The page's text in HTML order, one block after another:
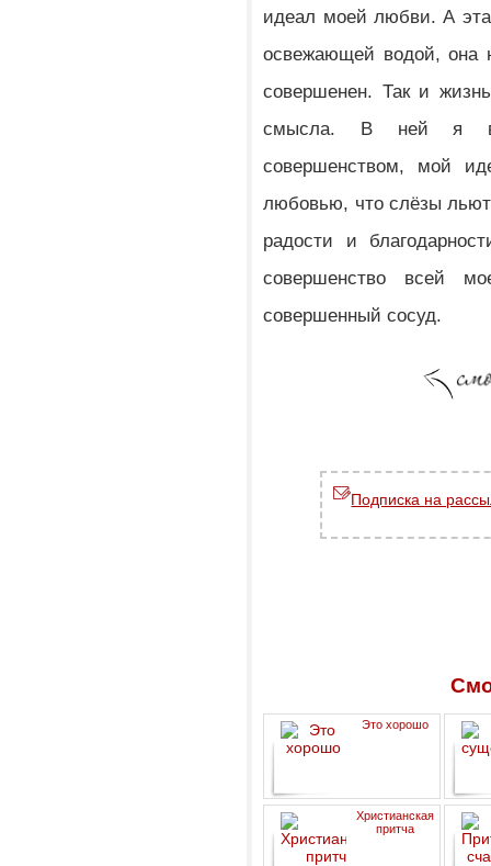
идеал моей любви. А
освежающей водой, она
совершенен. Так и
смысла. В ней я
совершенством, мой
любовью, что слёзы
радости и
совершенство всей
совершенный сосуд.
Подписка на
Это хорошо
Христианская
притча